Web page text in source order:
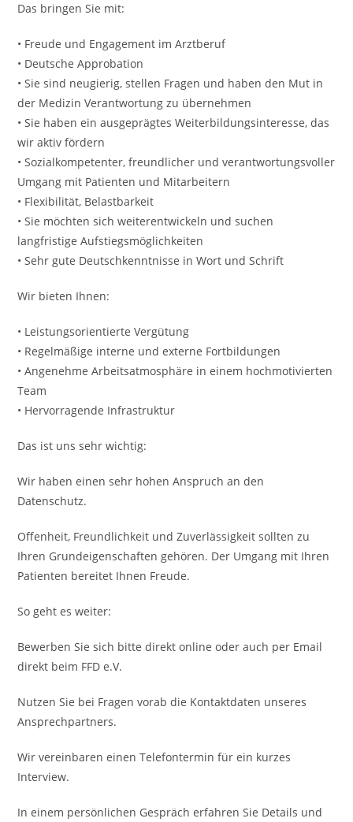
Das bringen Sie mit:
• Freude und Engagement im Arztberuf
• Deutsche Approbation
• Sie sind neugierig, stellen Fragen und haben den Mut in
der Medizin Verantwortung zu übernehmen
• Sie haben ein ausgeprägtes Weiterbildungsinteresse, das
wir aktiv fördern
• Sozialkompetenter, freundlicher und verantwortungsvoller
Umgang mit Patienten und Mitarbeitern
• Flexibilität, Belastbarkeit
• Sie möchten sich weiterentwickeln und suchen
langfristige Aufstiegsmöglichkeiten
• Sehr gute Deutschkenntnisse in Wort und Schrift
Wir bieten Ihnen:
• Leistungsorientierte Vergütung
• Regelmäßige interne und externe Fortbildungen
• Angenehme Arbeitsatmosphäre in einem hochmotivierten
Team
• Hervorragende Infrastruktur
Das ist uns sehr wichtig:
Wir haben einen sehr hohen Anspruch an den
Datenschutz.
Offenheit, Freundlichkeit und Zuverlässigkeit sollten zu
Ihren Grundeigenschaften gehören. Der Umgang mit Ihren
Patienten bereitet Ihnen Freude.
So geht es weiter:
Bewerben Sie sich bitte direkt online oder auch per Email
direkt beim FFD e.V.
Nutzen Sie bei Fragen vorab die Kontaktdaten unseres
Ansprechpartners.
Wir vereinbaren einen Telefontermin für ein kurzes
Interview.
In einem persönlichen Gespräch erfahren Sie Details und